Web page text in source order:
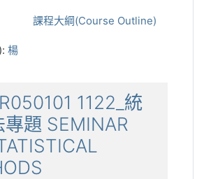
課程大綱(Course Outline)
楊
1122_統
專題 SEMINAR